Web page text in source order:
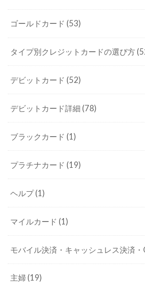
ゴールドカード (53)
タイプ別クレジットカードの選び方
デビットカード (52)
デビットカード詳細 (78)
ブラックカード (1)
プラチナカード (19)
ヘルプ(1)
マイルカード (1)
モバイル決済・キャッシュレス決済・
主婦 (19)